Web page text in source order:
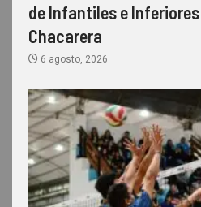
de Infantiles e
Chacarera
6 agosto, 2026